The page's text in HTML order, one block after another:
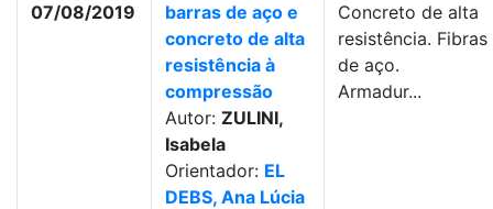
07/08/2019
barras de aço e
concreto de alta
resistência à
compressão
Autor: ZULINI,
Isabela
Orientador: EL
DEBS, Ana Lúcia
Concreto de alta
resistência. Fibras
de aço.
Armadur...